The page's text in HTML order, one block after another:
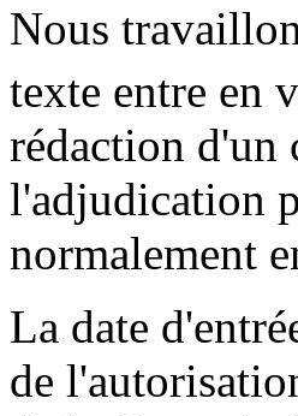
Nous
texte entre en
rédaction d'un
l'adjudication
normalement
La date
de